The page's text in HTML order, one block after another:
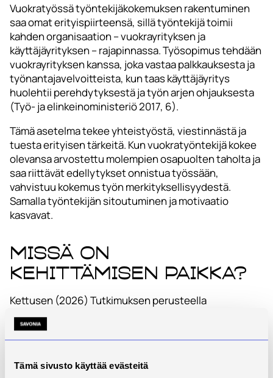
Tämä sivusto käyttää evästeitä
Vuokratyössä työntekijäkokemuksen rakentuminen
saa omat erityispiirteensä, sillä työntekijä toimii
kahden organisaation – vuokrayrityksen ja
käyttäjäyrityksen – rajapinnassa. Työsopimus tehdään
vuokrayrityksen kanssa, joka vastaa palkkauksesta ja
työnantajavelvoitteista, kun taas käyttäjäyritys
huolehtii perehdytyksestä ja työn arjen ohjauksesta
(Työ- ja elinkeinoministeriö 2017, 6).
Tämä asetelma tekee yhteistyöstä, viestinnästä ja
tuesta erityisen tärkeitä. Kun vuokratyöntekijä kokee
olevansa arvostettu molempien osapuolten taholta ja
saa riittävät edellytykset onnistua työssään,
vahvistuu kokemus työn merkityksellisyydestä.
Samalla työntekijän sitoutuminen ja motivaatio
kasvavat.
Missä on
kehittämisen paikka?
Kettusen (2026) Tutkimuksen perusteella
keskeisimmät vuokratyövoiman
työntekijäkokemuksen kehittämiskohteet liittyvät
palauttavien taukojen säännöllisyyteen, jotka koettiin
kokemus jäi keskimääräistä heikommaksi ja